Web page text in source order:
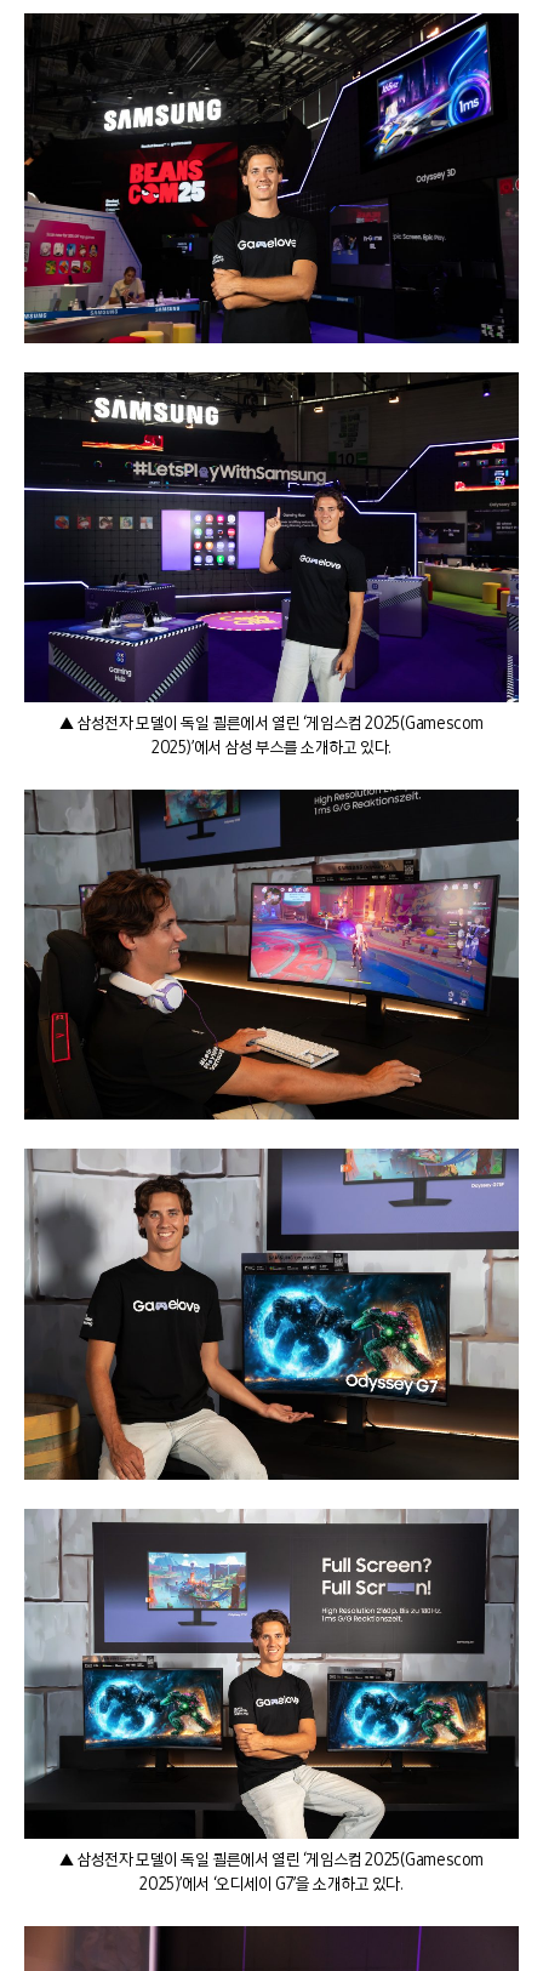
▲ 삼성전자 모델이 독일 쾰른에서 열린 ‘게임스컴 2025(Gamescom
2025)’에서 삼성 부스를 소개하고 있다.
▲ 삼성전자 모델이 독일 쾰른에서 열린 ‘게임스컴 2025(Gamescom
2025)’에서 ‘오디세이 G7’을 소개하고 있다.